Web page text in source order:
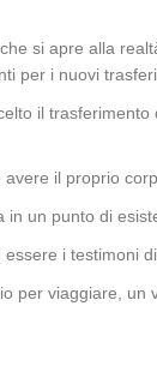
si apre alla
per i nuovi
il
avere il proprio
un punto di
i testimoni
per viaggiare, un